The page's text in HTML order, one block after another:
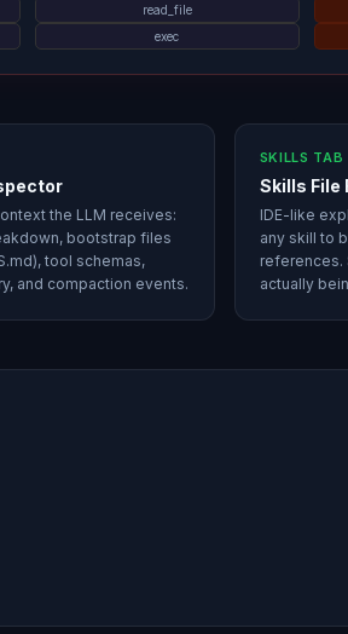
read_file
exec
the LLM receives:
bootstrap files
tool schemas,
and compaction events.
SKILLS TAB
Skills File
IDE-like
any skill to
references.
actually